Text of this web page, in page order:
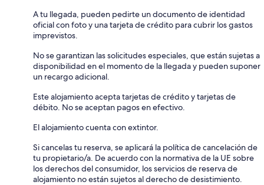
A tu llegada, pueden pedirte un documento de identidad
oficial con foto y una tarjeta de crédito para cubrir los gastos
imprevistos.
No se garantizan las solicitudes especiales, que están sujetas a
disponibilidad en el momento de la llegada y pueden suponer
un recargo adicional.
Este alojamiento acepta tarjetas de crédito y tarjetas de
débito. No se aceptan pagos en efectivo.
El alojamiento cuenta con extintor.
Si cancelas tu reserva, se aplicará la política de cancelación de
tu propietario/a. De acuerdo con la normativa de la UE sobre
los derechos del consumidor, los servicios de reserva de
alojamiento no están sujetos al derecho de desistimiento.